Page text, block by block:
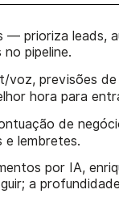
prioriza leads,
pipeline.
voz, previsões
hora para
de
e lembretes.
por IA,
a